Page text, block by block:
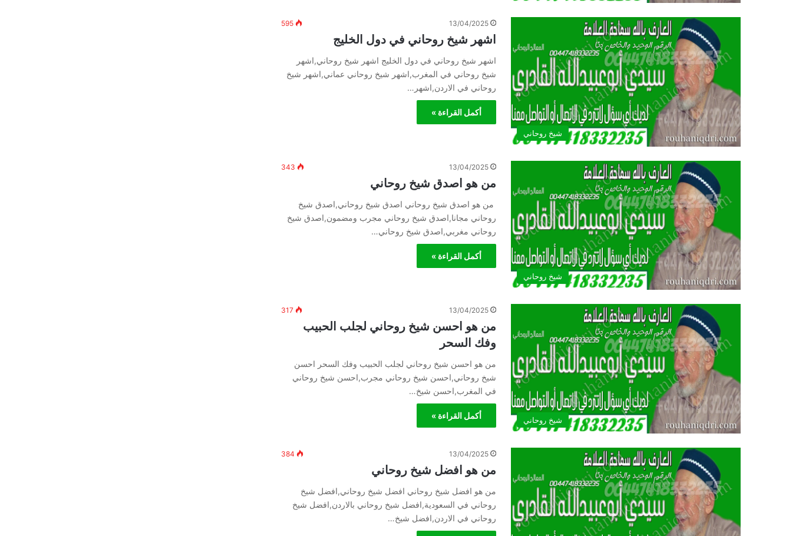
شيخ روحاني
13/04/2025
595
اشهر شيخ روحاني في دول الخليج
اشهر شيخ روحاني في دول الخليج اشهر شيخ روحاني,اشهر
شيخ روحاني في المغرب,اشهر شيخ روحاني عماني,اشهر شيخ
روحاني في الاردن,اشهر…
أكمل القراءة »
شيخ روحاني
13/04/2025
343
من هو اصدق شيخ روحاني
من هو اصدق شيخ روحاني اصدق شيخ روحاني,اصدق شيخ
روحاني مجانا,اصدق شيخ روحاني مجرب ومضمون,اصدق شيخ
روحاني مغربي,اصدق شيخ روحاني…
أكمل القراءة »
شيخ روحاني
13/04/2025
317
من هو احسن شيخ روحاني لجلب الحبيب
وفك السحر
من هو احسن شيخ روحاني لجلب الحبيب وفك السحر احسن
شيخ روحاني,احسن شيخ روحاني مجرب,احسن شيخ روحاني
في المغرب,احسن شيخ…
أكمل القراءة »
13/04/2025
384
من هو افضل شيخ روحاني
من هو افضل شيخ روحاني افضل شيخ روحاني,افضل شيخ
روحاني في السعودية,افضل شيخ روحاني بالاردن,افضل شيخ
روحاني في الاردن,افضل شيخ…